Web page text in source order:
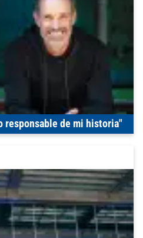
responsable de mi historia"